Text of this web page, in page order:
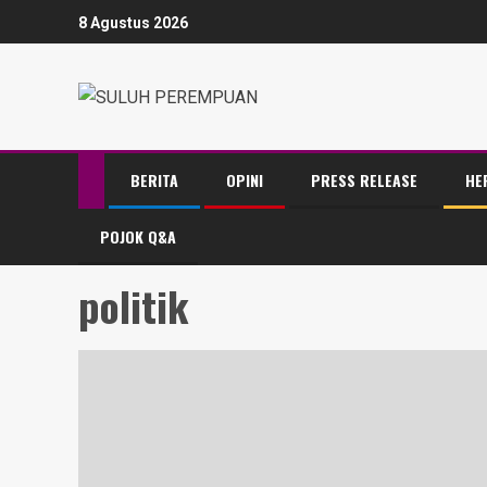
8 Agustus 2026
BERITA OPINI PRESS RELEASE
POJOK Q&A
politik